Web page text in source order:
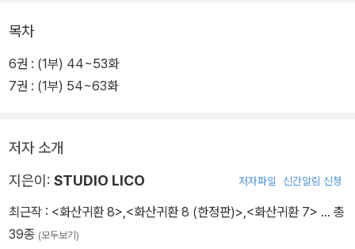
명의 고군분투가 시작된다.
이번 「화산귀환」 6, 7권 단행본에선 왠지 모르게 닮은 듯 전혀 다른
비무를 기대하고 있으나, 유일하게 청명만은 냉담하게 지켜보는데….
목차
6권 : (1부) 44~53화
7권 : (1부) 54~63화
저자 소개
지은이: STUDIO LICO 저자파일 신간알림 신청
최근작 : <화산귀환 8>,<화산귀환 8 (한정판)>,<화산귀환 7> … 총
39종 (모두보기)